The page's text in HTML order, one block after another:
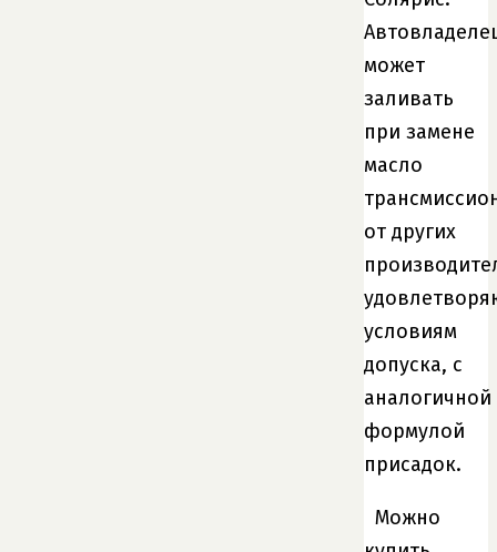
может
заливать
при замене
масло
от других
условиям
допуска, с
аналогичной
формулой
присадок.
Можно